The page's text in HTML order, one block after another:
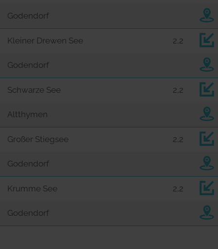
Godendorf
Kleiner Drewen See 2,2
Godendorf
Schwarze See 2,2
Altthymen
Großer Stiegsee 2,2
Godendorf
Krumme See 2,2
Godendorf